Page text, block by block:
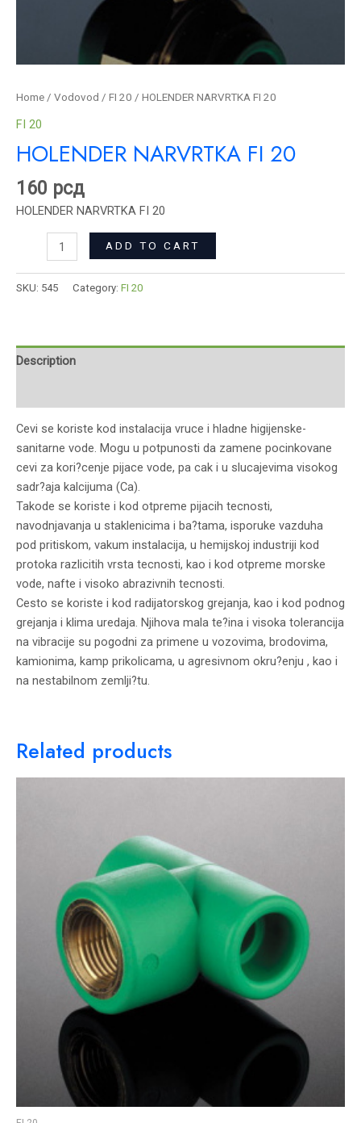
Home / Vodovod / FI 20 / HOLENDER NARVRTKA FI 20
FI 20
HOLENDER NARVRTKA FI 20
160 рсд
HOLENDER NARVRTKA FI 20
ADD TO CART
SKU: 545 Category: FI 20
Description
Cevi se koriste kod instalacija vruce i hladne higijenske-
sanitarne vode. Mogu u potpunosti da zamene pocinkovane
cevi za kori?cenje pijace vode, pa cak i u slucajevima visokog
sadr?aja kalcijuma (Ca).
Takode se koriste i kod otpreme pijacih tecnosti,
navodnjavanja u staklenicima i ba?tama, isporuke vazduha
pod pritiskom, vakum instalacija, u hemijskoj industriji kod
protoka razlicitih vrsta tecnosti, kao i kod otpreme morske
vode, nafte i visoko abrazivnih tecnosti.
Cesto se koriste i kod radijatorskog grejanja, kao i kod podnog
grejanja i klima uredaja. Njihova mala te?ina i visoka tolerancija
na vibracije su pogodni za primene u vozovima, brodovima,
kamionima, kamp prikolicama, u agresivnom okru?enju , kao i
na nestabilnom zemlji?tu.
Related products